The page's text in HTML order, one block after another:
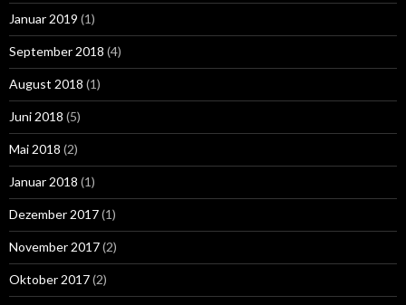
Januar 2019 (1)
September 2018 (4)
August 2018 (1)
Juni 2018 (5)
Mai 2018 (2)
Januar 2018 (1)
Dezember 2017(1)
November 2017(2)
Oktober 2017(2)